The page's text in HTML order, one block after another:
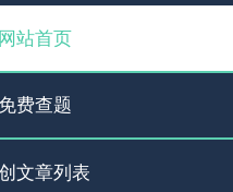
网站首页
费查题
文章列表